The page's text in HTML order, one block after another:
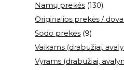
Namų prekės (130)
Originalios prekės /
Sodo prekės (9)
Vaikams (drabužiai,
Vyrams (drabužiai,